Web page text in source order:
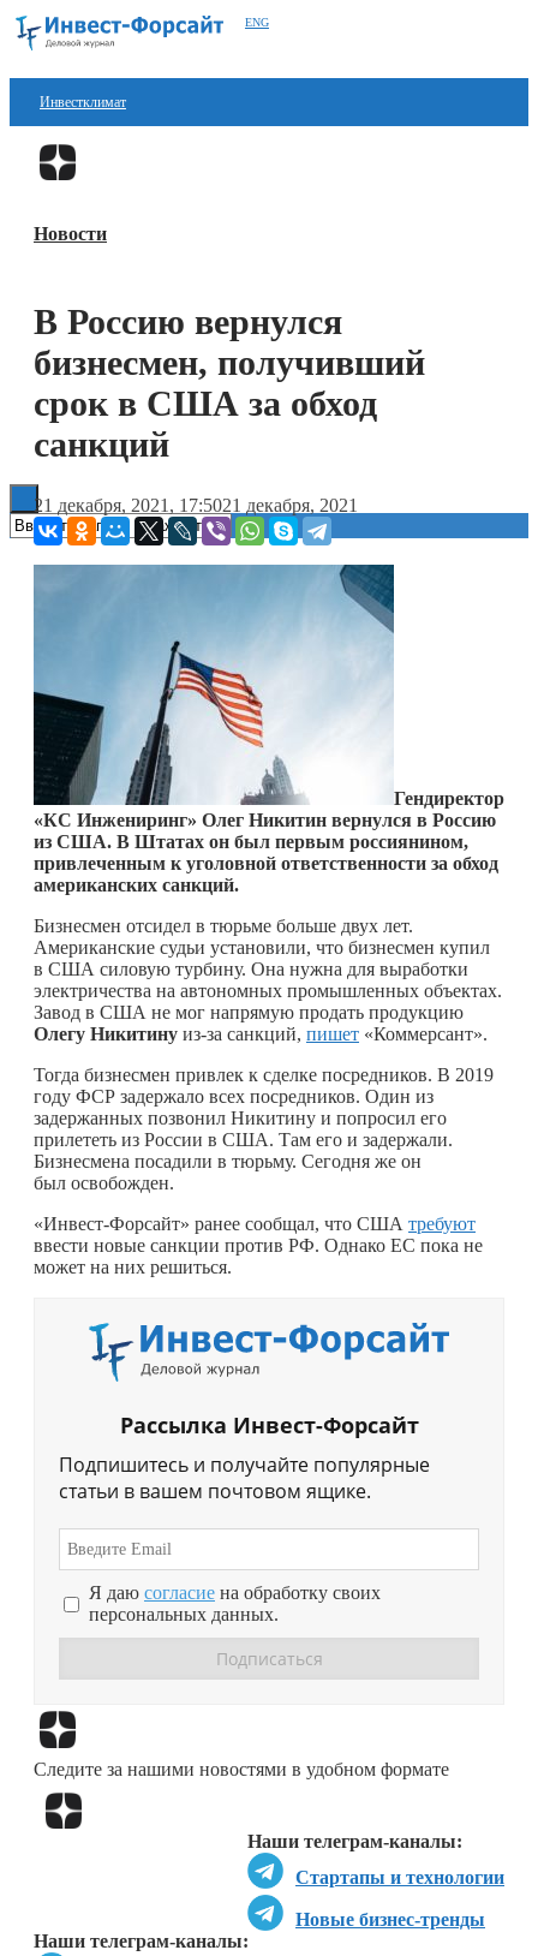
ENG
Инвестклимат
Финансы
Блокчейн
Книги
Новости
В Россию вернулся
бизнесмен, получивший
срок в США за обход
санкций
21 декабря, 2021, 17:5021 декабря, 2021
Гендиректор
«КС Инжениринг» Олег Никитин вернулся в Россию
из США. В Штатах он был первым россиянином,
привлеченным к уголовной ответственности за обход
американских санкций.
Бизнесмен отсидел в тюрьме больше двух лет.
Американские судьи установили, что бизнесмен купил
в США силовую турбину. Она нужна для выработки
электричества на автономных промышленных объектах.
Завод в США не мог напрямую продать продукцию
Олегу Никитину из-за санкций, пишет «Коммерсант».
Тогда бизнесмен привлек к сделке посредников. В 2019
году ФСР задержало всех посредников. Один из
задержанных позвонил Никитину и попросил его
прилететь из России в США. Там его и задержали.
Бизнесмена посадили в тюрьму. Сегодня же он
был освобожден.
«Инвест-Форсайт» ранее сообщал, что США требуют
ввести новые санкции против РФ. Однако ЕС пока не
может на них решиться.
Рассылка Инвест-Форсайт
Подпишитесь и получайте популярные
статьи в вашем почтовом ящике.
Я даю согласие на обработку своих
персональных данных.
Следите за нашими новостями в удобном формате
Наши телеграм-каналы:
Стартапы и технологии
Новые бизнес-тренды
Наши телеграм-каналы: